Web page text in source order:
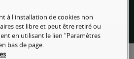
à l'installation de cookies non
est libre et peut être retiré ou
en utilisant le lien "Paramètres
bas de page.